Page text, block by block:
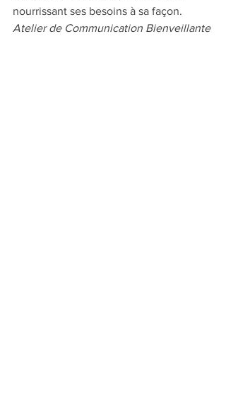
nourrissant ses besoins à sa façon.
Atelier de Communication Bienveillante